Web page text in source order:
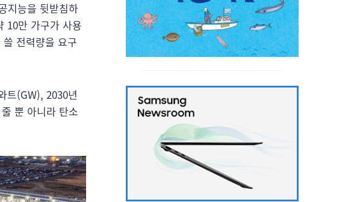
지능을 뒷받침하
10만 가구가 사용
전력량을 요구
트(GW), 2030년
뿐 아니라 탄소